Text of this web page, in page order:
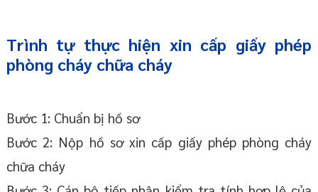
Trình tự thực hiện xin cấp giấy phép
phòng cháy chữa cháy
Bước 1: Chuẩn bị hồ sơ
Bước 2: Nộp hồ sơ xin cấp giấy phép phòng cháy
chữa cháy